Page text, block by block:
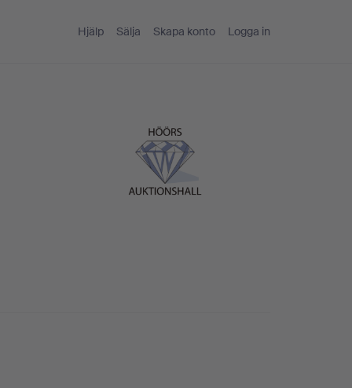
Hjälp Sälja Skapa konto Logga in